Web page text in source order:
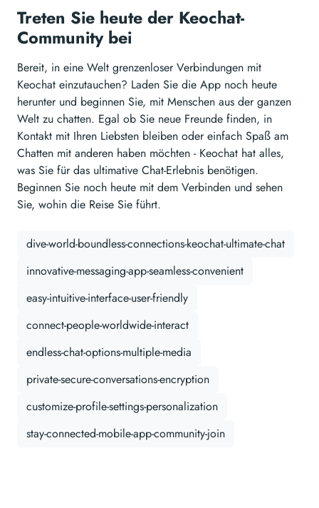
Treten Sie heute der Keochat-
Community bei
Bereit, in eine Welt grenzenloser Verbindungen mit
Keochat einzutauchen? Laden Sie die App noch heute
herunter und beginnen Sie, mit Menschen aus der ganzen
Welt zu chatten. Egal ob Sie neue Freunde finden, in
Kontakt mit Ihren Liebsten bleiben oder einfach Spaß am
Chatten mit anderen haben möchten - Keochat hat alles,
was Sie für das ultimative Chat-Erlebnis benötigen.
Beginnen Sie noch heute mit dem Verbinden und sehen
Sie, wohin die Reise Sie führt.
dive-world-boundless-connections-keochat-ultimate-chat
innovative-messaging-app-seamless-convenient
easy-intuitive-interface-user-friendly
connect-people-worldwide-interact
endless-chat-options-multiple-media
private-secure-conversations-encryption
customize-profile-settings-personalization
stay-connected-mobile-app-community-join